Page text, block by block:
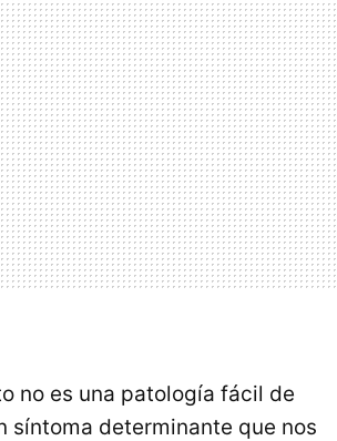
no es una patología fácil de
síntoma determinante que nos